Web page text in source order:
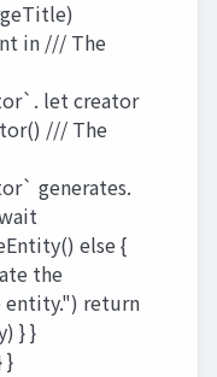
in /// The
let creator
/// The
generates.
else {
the
entity.") return
} }
}